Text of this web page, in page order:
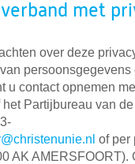
met
over deze
persoonsgegevens
u contact opnemen
het Partijbureau van de
of per
AK AMERSFOORT).